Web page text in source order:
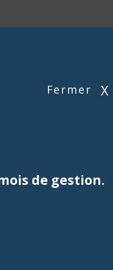
Fermer X
de gestion.